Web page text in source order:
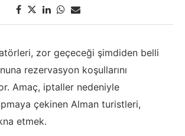
zor geçeceği şimdiden belli
rezervasyon koşullarını
Amaç, iptaller nedeniyle
çekinen Alman turistleri,
etmek.